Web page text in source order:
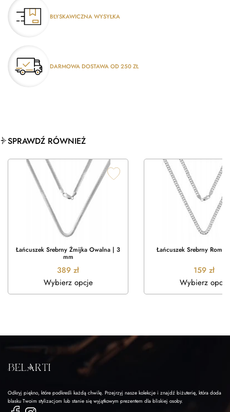
BŁYSKAWICZNA WYSYŁKA
DARMOWA DOSTAWA OD 250 ZŁ
SPRAWDŹ RÓWNIEŻ
Łańcuszek Srebrny Żmijka Owalna | 3
mm
389 zł
Wybierz opcje
Łańcuszek Srebrny
159 zł
Wybierz opcje
Odkryj piękno, które podkreśli każdą chwilę. Przejrzyj nasze kolekcje i znajdź biżuterię, która doda
blasku Twoim stylizacjom lub stanie się wyjątkowym prezentem dla bliskiej osoby.